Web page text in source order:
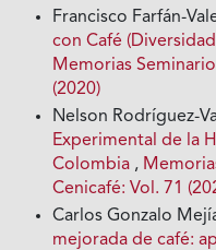
Francisco Farfán-
con Café
Memorias
(2020)
Nelson Rodríguez-
Experimental de la
Colombia ,
Cenicafé: Vol. 71
Carlos Gonzalo
mejorada de café: